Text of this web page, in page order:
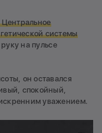
Центральное
системы
на пульсе
он оставался
спокойный,
уважением.